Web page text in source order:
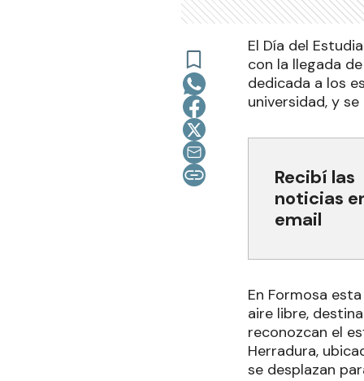
El Día del
con la llegada
dedicada a los
universidad, y
Recibí las
noticias
email
En Formosa
aire libre,
reconozcan el
Herradura,
se desplazan